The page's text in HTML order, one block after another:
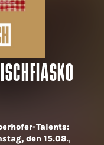
Talents:
den 15.08.,